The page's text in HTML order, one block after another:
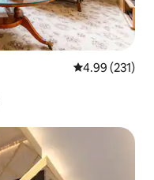
レビュー231
4.99 (231)